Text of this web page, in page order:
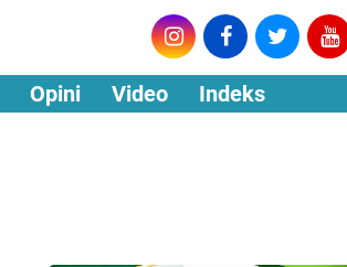
Opini Video Indeks